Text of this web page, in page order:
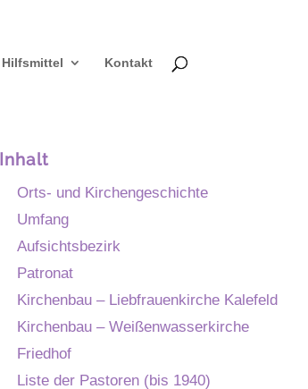
Hilfsmittel Kontakt
Inhalt
Orts- und Kirchengeschichte
Umfang
Aufsichtsbezirk
Patronat
Kirchenbau – Liebfrauenkirche Kalefeld
Kirchenbau – Weißenwasserkirche
Friedhof
Liste der Pastoren (bis 1940)